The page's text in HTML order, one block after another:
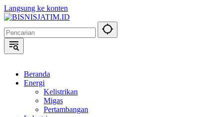
Langsung ke konten
Beranda
Energi
Kelistrikan
Migas
Pertambangan